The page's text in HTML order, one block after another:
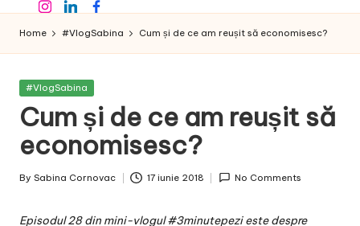
a
b
in
a
C
o
r
n
creator
de
16
-
InstagramLinkedinFacebook
Home #VlogSabina Cum și de ce am reușit să economisesc?
Posted
#VlogSabina
Cum și de ce am reușit să
economisesc?
Posted
By Sabina Cornovac 17 iunie 2018 No Comments
Episodul 28 din mini-vlogul #3minutepezi este despre